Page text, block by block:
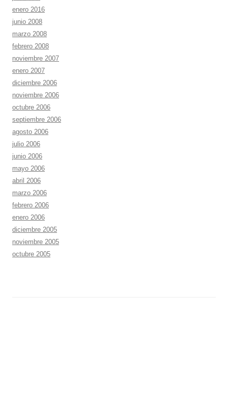
enero 2016
junio 2008
marzo 2008
febrero 2008
noviembre 2007
enero 2007
diciembre 2006
noviembre 2006
octubre 2006
septiembre 2006
agosto 2006
julio 2006
junio 2006
mayo 2006
abril 2006
marzo 2006
febrero 2006
enero 2006
diciembre 2005
noviembre 2005
octubre 2005